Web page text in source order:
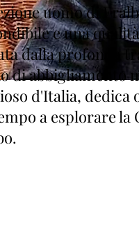
uomo di
e una
dalla profonda
di abbigliamento
d'Italia, dedica
a esplorare la